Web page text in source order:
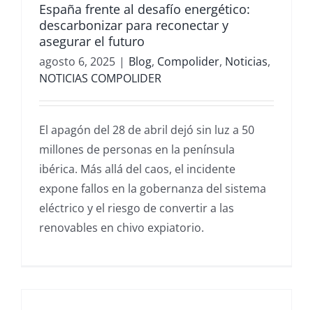
España frente al desafío energético:
descarbonizar para reconectar y
asegurar el futuro
agosto 6, 2025 | Blog, Compolider, Noticias,
NOTICIAS COMPOLIDER
El apagón del 28 de abril dejó sin luz a 50
millones de personas en la península
ibérica. Más allá del caos, el incidente
expone fallos en la gobernanza del sistema
eléctrico y el riesgo de convertir a las
renovables en chivo expiatorio.